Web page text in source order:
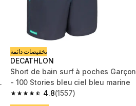
تخفيضات دائمة
DECATHLON
Short de bain surf à poches Garçon
- 100 Stories bleu ciel bleu marine
4.8
4.8 out of 5 stars from 1557 reviews
(1557)